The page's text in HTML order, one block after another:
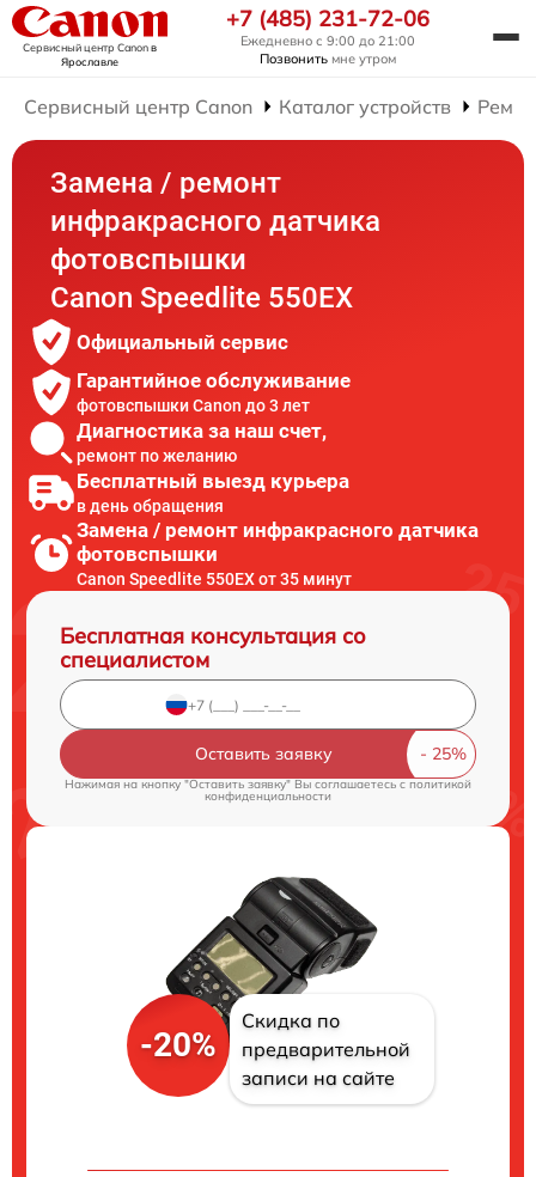
Сервисный центр Canonв
Ярославле
+7 (485) 231-72-06
Ежедневно с 9:00 до 21:00
Позвонить мне утром
Сервисный центр Canon Каталог устройств
Замена / ремонт
инфракрасного датчика
фотовспышки
Canon Speedlite 550EX
Официальный сервис
Гарантийное обслуживание
фотовспышки Canon до 3 лет
Диагностика за наш счет,
ремонт по желанию
Бесплатный выезд курьера
в день обращения
Замена / ремонт инфракрасного датчика
фотовспышки
Canon Speedlite 550EX от 35 минут
Бесплатная консультация со
специалистом
Оставить заявку
Нажимая на кнопку "Оставить заявку" Вы соглашаетесь cполитикой
конфиденциальности
-20%
Скидка по
предварительной
записи на сайте